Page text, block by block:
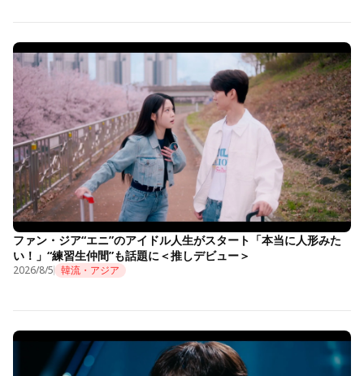
ファン・ジア“エニ”のアイドル人生がスタート「本当に人形みた
い！」“練習生仲間”も話題に＜推しデビュー＞
2026/8/5 韓流・アジア